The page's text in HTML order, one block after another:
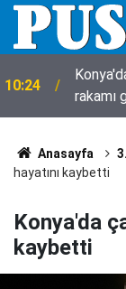
10:17
Anasayfa
hayatını kaybetti
Konya'da
kaybetti